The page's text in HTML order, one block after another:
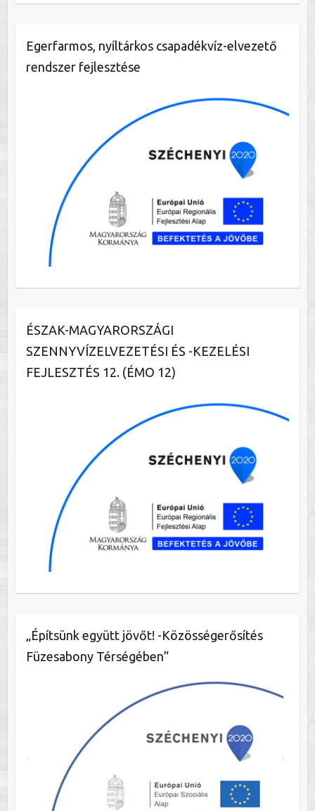
Egerfarmos, nyíltárkos csapadékvíz-elvezető
rendszer fejlesztése
ÉSZAK-MAGYARORSZÁGI
SZENNYVÍZELVEZETÉSI ÉS -KEZELÉSI
FEJLESZTÉS 12. (ÉMO 12)
„Építsünk együtt jövőt! -Közösségerősítés
Füzesabony Térségében”